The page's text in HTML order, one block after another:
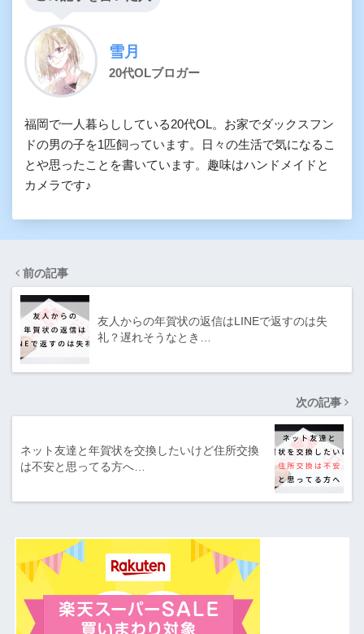
雪月
20代OLブロガー
福岡で一人暮らししている20代OL。お家でダックスフン
ドの男の子を1匹飼っています。日々の生活で気になるこ
とや思ったことを書いています。趣味はハンドメイドと
カメラです♪
前の記事
友人からの年賀状の返信はLINEで返すのは失
礼？遅れそうなとき…
次の記事
ネット友達と年賀状を交換したいけど住所交換
は不安と思ってる方へ…